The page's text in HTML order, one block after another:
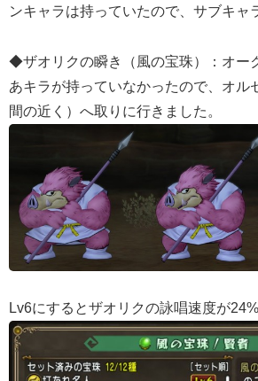
ンキャラは持っていたので、サブキャ
◆ザオリクの瞬き（風の宝珠）：オー
あキラが持っていなかったので、オル
間の近く）へ取りに行きました。
Lv6にするとザオリクの詠唱速度が